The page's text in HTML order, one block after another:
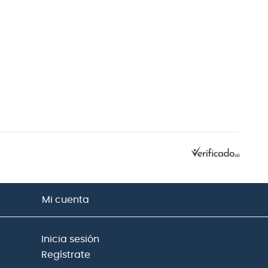
Mi cuenta
Inicia sesión
Regístrate